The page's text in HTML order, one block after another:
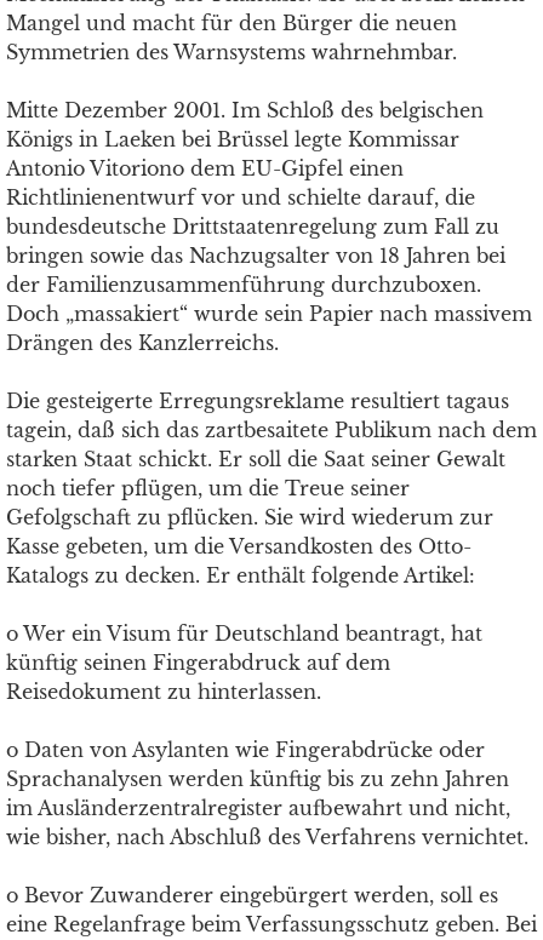
Mangel und macht für den Bürger die neuen
Symmetrien des Warnsystems wahrnehmbar.
Mitte Dezember 2001. Im Schloß des belgischen
Königs in Laeken bei Brüssel legte Kommissar
Antonio Vitoriono dem EU-Gipfel einen
Richtlinienentwurf vor und schielte darauf, die
bundesdeutsche Drittstaatenregelung zum Fall zu
bringen sowie das Nachzugsalter von 18 Jahren bei
der Familienzusammenführung durchzuboxen.
Doch „massakiert“ wurde sein Papier nach massivem
Drängen des Kanzlerreichs.
Die gesteigerte Erregungsreklame resultiert tagaus
tagein, daß sich das zartbesaitete Publikum nach dem
starken Staat schickt. Er soll die Saat seiner Gewalt
noch tiefer pflügen, um die Treue seiner
Gefolgschaft zu pflücken. Sie wird wiederum zur
Kasse gebeten, um die Versandkosten des Otto-
Katalogs zu decken. Er enthält folgende Artikel:
o Wer ein Visum für Deutschland beantragt, hat
künftig seinen Fingerabdruck auf dem
Reisedokument zu hinterlassen.
o Daten von Asylanten wie Fingerabdrücke oder
Sprachanalysen werden künftig bis zu zehn Jahren
im Ausländerzentralregister aufbewahrt und nicht,
wie bisher, nach Abschluß des Verfahrens vernichtet.
o Bevor Zuwanderer eingebürgert werden, soll es
eine Regelanfrage beim Verfassungsschutz geben. Bei